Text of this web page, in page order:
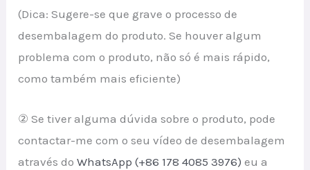
(Dica: Sugere-se que grave o processo de
desembalagem do produto. Se houver algum
problema com o produto, não só é mais rápido,
como também mais eficiente)
② Se tiver alguma dúvida sobre o produto, pode
contactar-me com o seu vídeo de desembalagem
através doWhatsApp (+86 178 4085 3976) eu a